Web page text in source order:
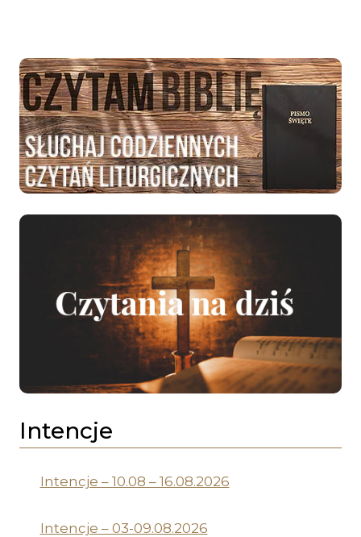
Intencje
Intencje – 10.08 – 16.08.2026
Intencje – 03-09.08.2026